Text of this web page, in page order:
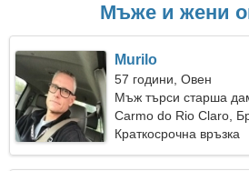
Мъже и жени
Murilo
57 години, Овен
Мъж търси старша
Carmo do Rio Claro,
Краткосрочна връзка